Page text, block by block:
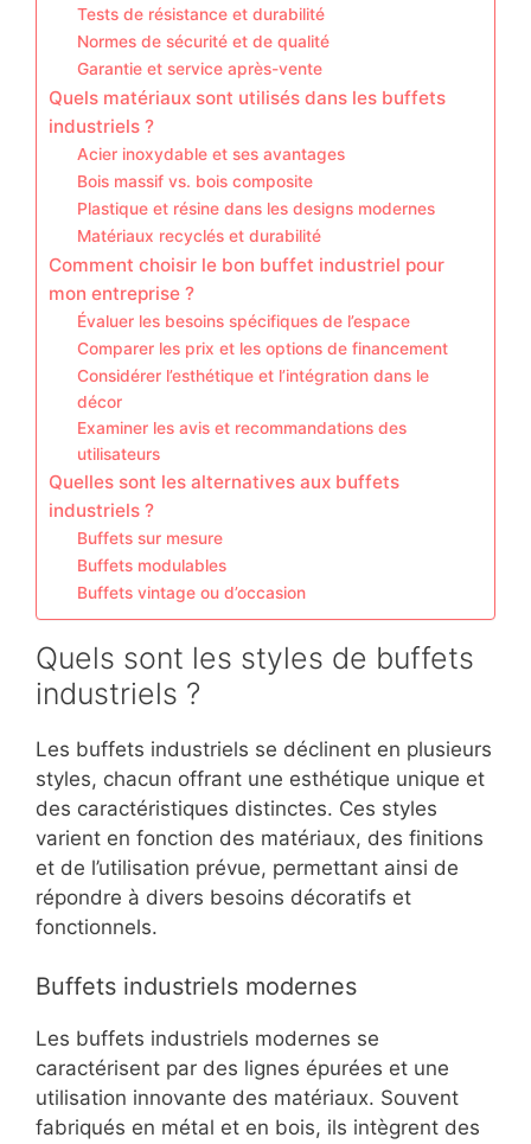
Tests de résistance et durabilité
Normes de sécurité et de qualité
Garantie et service après-vente
Quels matériaux sont utilisés dans les buffets
industriels ?
Acier inoxydable et ses avantages
Bois massif vs. bois composite
Plastique et résine dans les designs modernes
Matériaux recyclés et durabilité
Comment choisir le bon buffet industriel pour
mon entreprise ?
Évaluer les besoins spécifiques de l’espace
Comparer les prix et les options de financement
Considérer l’esthétique et l’intégration dans le
décor
Examiner les avis et recommandations des
utilisateurs
Quelles sont les alternatives aux buffets
industriels ?
Buffets sur mesure
Buffets modulables
Buffets vintage ou d’occasion
Quels sont les styles de buffets
industriels ?
Les buffets industriels se déclinent en plusieurs
styles, chacun offrant une esthétique unique et
des caractéristiques distinctes. Ces styles
varient en fonction des matériaux, des finitions
et de l’utilisation prévue, permettant ainsi de
répondre à divers besoins décoratifs et
fonctionnels.
Buffets industriels modernes
Les buffets industriels modernes se
caractérisent par des lignes épurées et une
utilisation innovante des matériaux. Souvent
fabriqués en métal et en bois, ils intègrent des